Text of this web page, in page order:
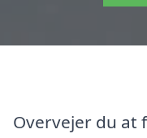
Overvejer du at